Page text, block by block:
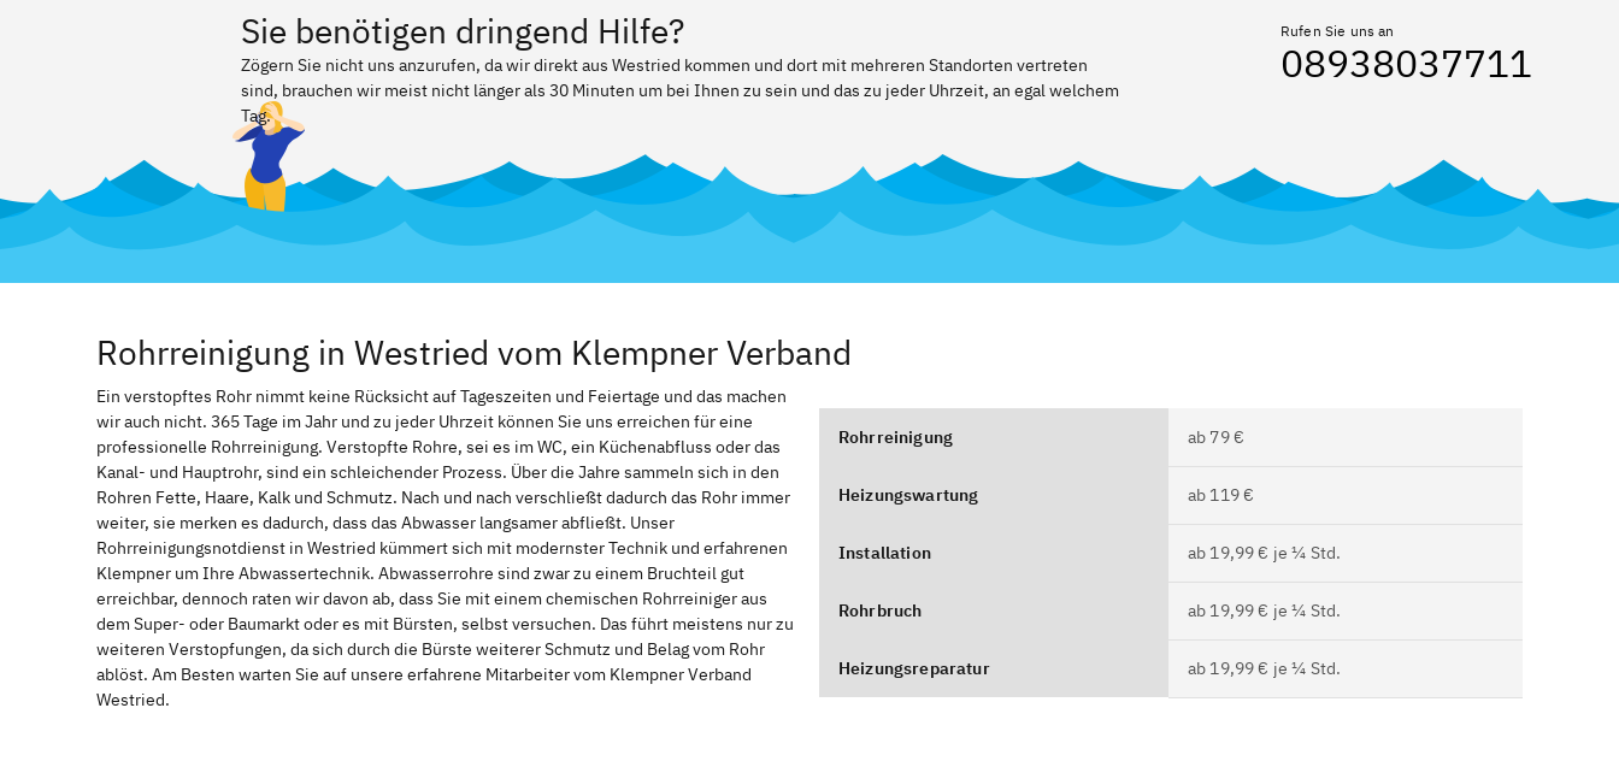
Sie benötigen dringend Hilfe?
Zögern Sie nicht uns anzurufen, da wir direkt aus Westried kommen und dort mit mehreren Standorten vertreten
sind, brauchen wir meist nicht länger als 30 Minuten um bei Ihnen zu sein und das zu jeder Uhrzeit, an egal welchem
Tag.
Rufen Sie uns an
08938037711
Rohrreinigung in Westried vom Klempner Verband
Ein verstopftes Rohr nimmt keine Rücksicht auf Tageszeiten und Feiertage und das machen
wir auch nicht. 365 Tage im Jahr und zu jeder Uhrzeit können Sie uns erreichen für eine
professionelle Rohrreinigung. Verstopfte Rohre, sei es im WC, ein Küchenabfluss oder das
Kanal- und Hauptrohr, sind ein schleichender Prozess. Über die Jahre sammeln sich in den
Rohren Fette, Haare, Kalk und Schmutz. Nach und nach verschließt dadurch das Rohr immer
weiter, sie merken es dadurch, dass das Abwasser langsamer abfließt. Unser
Rohrreinigungsnotdienst in Westried kümmert sich mit modernster Technik und erfahrenen
Klempner um Ihre Abwassertechnik. Abwasserrohre sind zwar zu einem Bruchteil gut
erreichbar, dennoch raten wir davon ab, dass Sie mit einem chemischen Rohrreiniger aus
dem Super- oder Baumarkt oder es mit Bürsten, selbst versuchen. Das führt meistens nur zu
weiteren Verstopfungen, da sich durch die Bürste weiterer Schmutz und Belag vom Rohr
ablöst. Am Besten warten Sie auf unsere erfahrene Mitarbeiter vom Klempner Verband
Westried.
Rohrreinigung ab 79 €
Heizungswartung ab 119 €
Installation ab 19,99 € je ¼ Std.
Rohrbruch ab 19,99 € je ¼ Std.
Heizungsreparatur ab 19,99 € je ¼ Std.